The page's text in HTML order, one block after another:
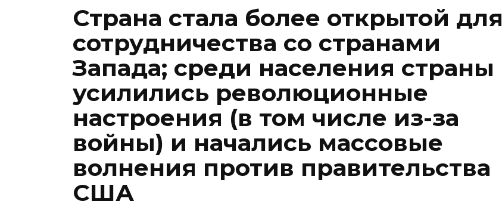
Страна стала более открытой для
сотрудничества со странами
Запада; среди населения страны
усилились революционные
настроения (в том числе из-за
войны) и начались массовые
волнения против правительства
США